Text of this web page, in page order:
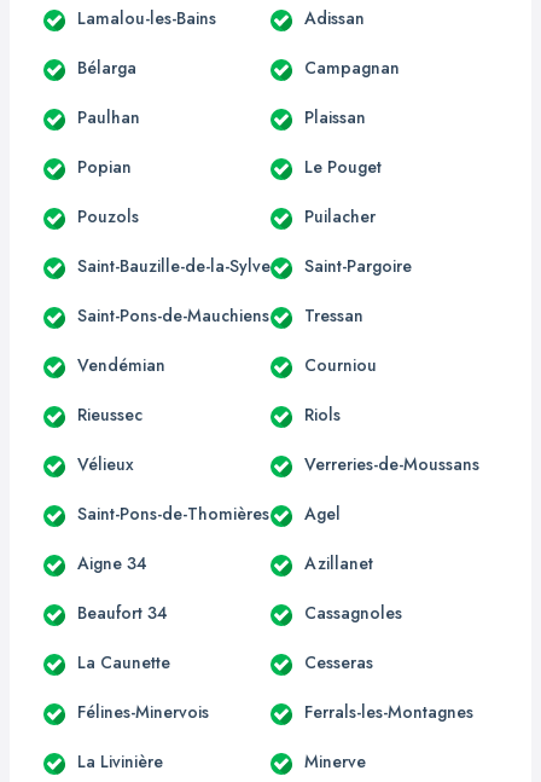
Lamalou-les-Bains Adissan
Bélarga Campagnan
Paulhan Plaissan
Popian Le Pouget
Pouzols Puilacher
Saint-Bauzille-de-la-Sylve Saint-Pargoire
Saint-Pons-de-Mauchiens Tressan
Vendémian Courniou
Rieussec Riols
Vélieux Verreries-de-Moussans
Saint-Pons-de-Thomières Agel
Aigne 34 Azillanet
Beaufort 34 Cassagnoles
La Caunette Cesseras
Félines-Minervois Ferrals-les-Montagnes
La Livinière Minerve